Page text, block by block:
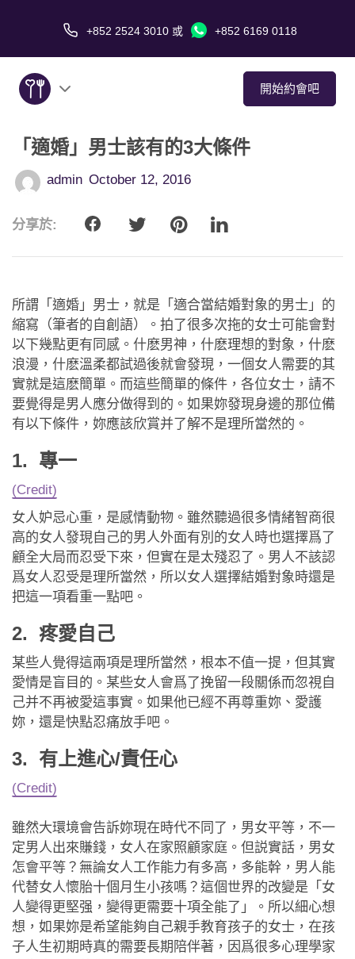
+852 2524 3010 或 +852 6169 0118
開始約會吧
關於我們
服務
愛情故事
約會技巧
應用程式
聯絡我們
「適婚」男士該有的3大條件
admin October 12, 2016
分享於:
所謂「適婚」男士，就是「適合當結婚對象的男士」的
縮寫（筆者的自創語）。拍了很多次拖的女士可能會對
以下幾點更有同感。什麽男神，什麽理想的對象，什麽
浪漫，什麽溫柔都試過後就會發現，一個女人需要的其
實就是這麽簡單。而這些簡單的條件，各位女士，請不
要覺得是男人應分做得到的。如果妳發現身邊的那位備
有以下條件，妳應該欣賞并了解不是理所當然的。
1. 專一
(Credit)
女人妒忌心重，是感情動物。雖然聽過很多情緒智商很
高的女人發現自己的男人外面有別的女人時也選擇爲了
顧全大局而忍受下來，但實在是太殘忍了。男人不該認
爲女人忍受是理所當然，所以女人選擇結婚對象時還是
把這一項看重一點吧。
2. 疼愛自己
某些人覺得這兩項是理所當然，根本不值一提，但其實
愛情是盲目的。某些女人會爲了挽留一段關係而忽視自
己并不再被愛這事實。如果他已經不再尊重妳、愛護
妳，還是快點忍痛放手吧。
3. 有上進心/責任心
(Credit)
雖然大環境會告訴妳現在時代不同了，男女平等，不一
定男人出來賺錢，女人在家照顧家庭。但説實話，男女
怎會平等？無論女人工作能力有多高，多能幹，男人能
代替女人懷胎十個月生小孩嗎？這個世界的改變是「女
人變得更堅强，變得更需要十項全能了」。所以細心想
想，如果妳是希望能夠自己親手教育孩子的女士，在孩
子人生初期時真的需要長期陪伴著，因爲很多心理學家